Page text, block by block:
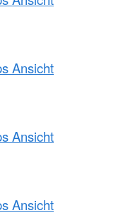
Ansicht
Ansicht
Ansicht